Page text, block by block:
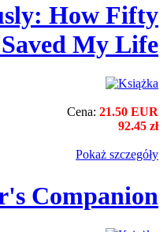
How Fifty
My Life
Cena: 21.50 EUR
92.45 zł
Pokaż szczegόły
Companion